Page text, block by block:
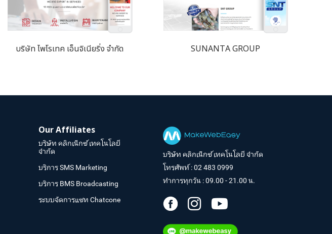
บริษัท ไพโรเทค เอ็นจิเนียริ่ง จำกัด SUNANTA GROUP
Our Affiliates
บริษัท คลิกเน็กซ์ เทคโนโลยี
จำกัด
บริการ SMS Marketing
บริการ BMS Broadcasting
ระบบจัดการแชท Chatcone
บริษัท คลิกเน็กซ์ เทคโนโลยี จำกัด
โทรศัพท์ :02 483 0999
ทำการทุกวัน : 09.00 - 21.00 น.